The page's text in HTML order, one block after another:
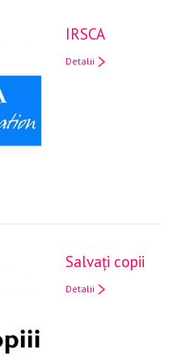
IRSCA
Detalii
Salvați copii
Detalii